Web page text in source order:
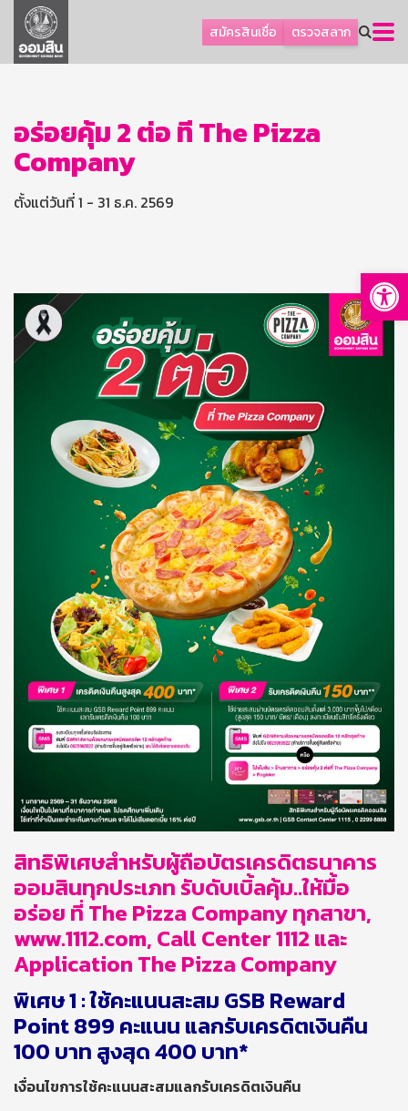
สมัครสินเชื่อ ตรวจสลาก
ลูกค้าธุรกิจ
ลูกค้าผู้ประกอบรายย่อย
ออมเพื่อสุข
เกี่ยวกับธนาคาร
การพัฒนาที่ยั่งยืน
ติดต่อเรา
บริการออนไลน์
TH
EN
GSB Society
อร่อยคุ้ม 2 ต่อ ที่ The Pizza
Company
ตั้งแต่วันที่ 1 - 31 ธ.ค. 2569
สิทธิพิเศษสำหรับผู้ถือบัตรเครดิตธนาคาร
ออมสินทุกประเภท รับดับเบิ้ลคุ้ม..ให้มื้อ
อร่อย ที่ The Pizza Company ทุกสาขา,
www.1112.com, Call Center 1112 และ
Application The Pizza Company
พิเศษ1 : ใช้คะแนนสะสม GSB Reward
Point 899 คะแนน แลกรับเครดิตเงินคืน
100 บาท สูงสุด 400 บาท*
เงื่อนไขการใช้คะแนนสะสมแลกรับเครดิตเงินคืน